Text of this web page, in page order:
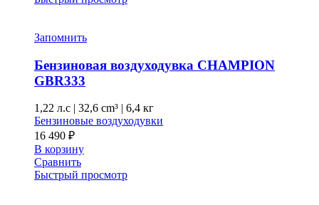
Запомнить
Бензиновая воздуходувка CHAMPION
GBR333
1,22 л.с | 32,6 cm³ | 6,4 кг
Бензиновые воздуходувки
16 490 ₽
В корзину
Сравнить
Быстрый просмотр